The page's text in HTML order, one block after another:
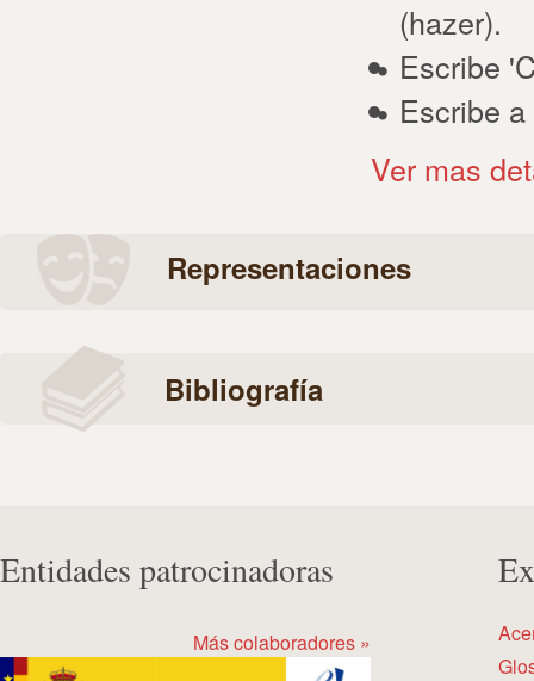
(hazer).
Escribe
Escribe
Ver mas
Representaciones
Bibliografía
Entidades patrocinadoras
Más colaboradores »